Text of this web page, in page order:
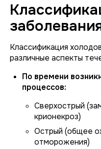
Классификация
различные аспекты
По времени
процессов:
Сверхострый
крионекроз)
Острый (общее
отморожения)